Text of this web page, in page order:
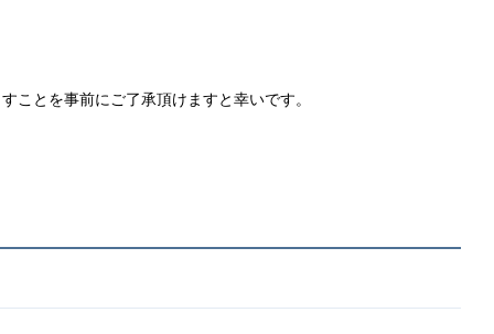
とを事前にご了承頂けますと幸いです。